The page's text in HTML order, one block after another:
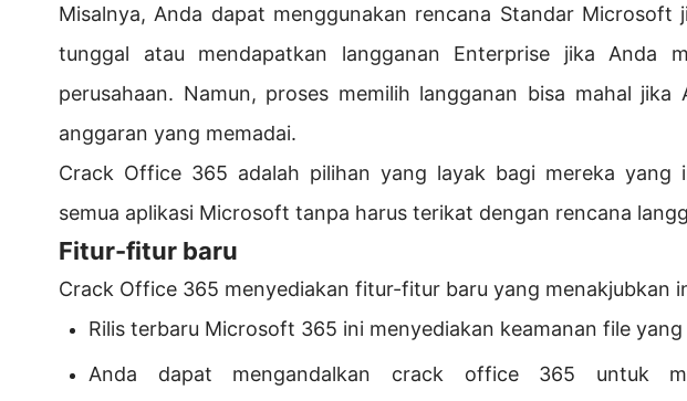
Misalnya, Anda dapat menggunakan rencana Standar Microsoft
tunggal atau mendapatkan langganan Enterprise jika Anda
perusahaan. Namun, proses memilih langganan bisa mahal jika
anggaran yang memadai.
Crack Office 365 adalah pilihan yang layak bagi mereka yang
semua aplikasi Microsoft tanpa harus terikat dengan rencana
Fitur-fitur baru
Crack Office 365 menyediakan fitur-fitur baru yang menakjubkan
Rilis terbaru Microsoft 365 ini menyediakan keamanan file yang
Anda dapat mengandalkan crack office 365 untuk